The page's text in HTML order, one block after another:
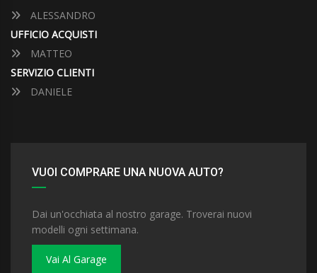
ALESSANDRO
UFFICIO ACQUISTI
MATTEO
SERVIZIO CLIENTI
DANIELE
VUOI COMPRARE UNA NUOVA AUTO?
Dai un'occhiata al nostro garage. Troverai nuovi
modelli ogni settimana.
Vai Al Garage